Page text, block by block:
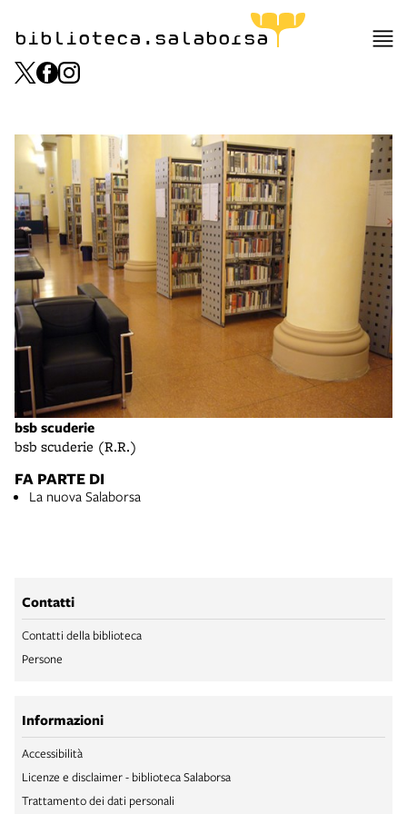
biblioteca.salaborsa
bsb scuderie
bsb scuderie (R.R.)
FA PARTE DI
La nuova Salaborsa
Contatti
Contatti della biblioteca
Persone
Informazioni
Accessibilità
Licenze e disclaimer - biblioteca Salaborsa
Trattamento dei dati personali